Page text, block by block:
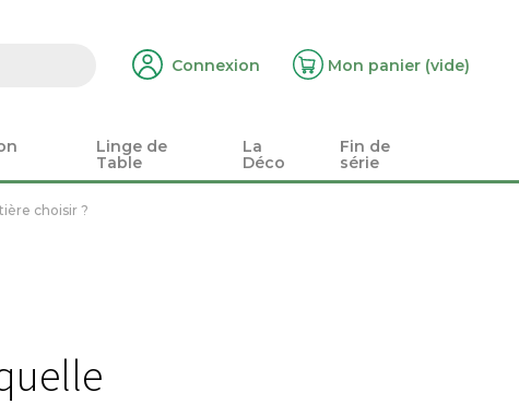
Connexion Mon panier (vide)
Linge de
Table
La
Déco
Fin de
série
choisir ?